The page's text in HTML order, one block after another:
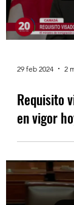
29 feb 2024
Requisito
en vigor